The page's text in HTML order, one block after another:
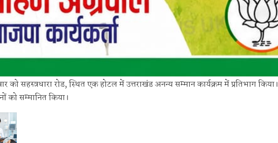
को सहस्त्रधारा रोड, स्थित एक होटल में उत्तराखंड अनन्य सम्मान कार्यक्रम में प्रतिभाग किया।
को सम्मानित किया।